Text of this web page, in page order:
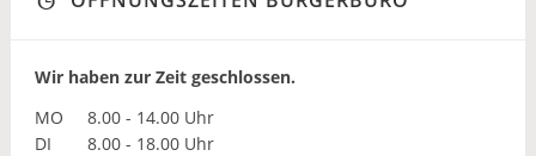
Wir haben zur Zeit geschlossen.
MO
8.00 - 14.00 Uhr
DI
8.00 - 18.00 Uhr